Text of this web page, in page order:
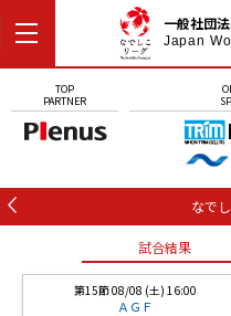
一般社団
Japan
TOP
PARTNER
なで
試合結果
第15節 08/08 (土) 16:00
ＡＧＦ